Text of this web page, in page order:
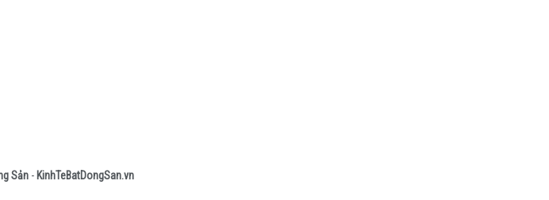
Sản - KinhTeBatDongSan.vn